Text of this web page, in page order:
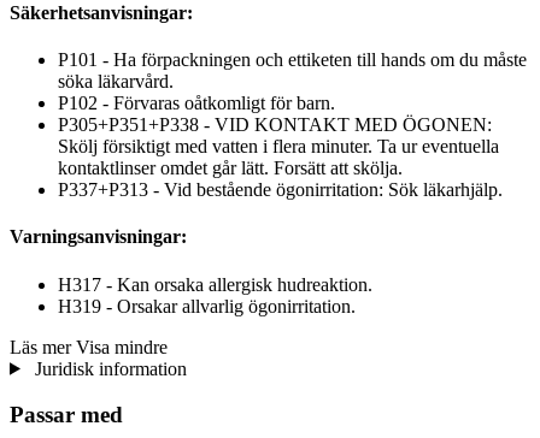
Säkerhetsanvisningar:
P101 - Ha förpackningen och ettiketen till hands om du måste
söka läkarvård.
P102 - Förvaras oåtkomligt för barn.
P305+P351+P338 - VID KONTAKT MED ÖGONEN:
Skölj försiktigt med vatten i flera minuter. Ta ur eventuella
kontaktlinser omdet går lätt. Forsätt att skölja.
P337+P313 - Vid bestående ögonirritation: Sök läkarhjälp.
Varningsanvisningar:
H317 - Kan orsaka allergisk hudreaktion.
H319 - Orsakar allvarlig ögonirritation.
Läs mer Visa mindre
Juridisk information
Passar med